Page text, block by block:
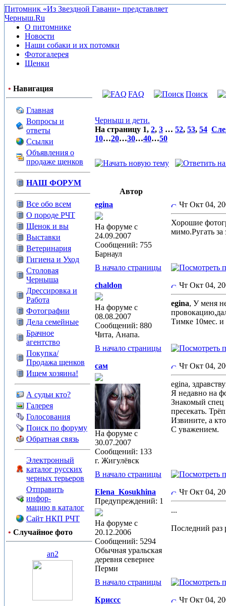
Питомник «Из Звездной Гавани» представляет
Черныш.Ru
О питомнике
Новости
Наши собаки и их потомки
Фотогалерея
Щенки
• Навигация
Главная
Вопросы и
ответы
Ссылки
Объявления о
продаже щенков
НАШ ФОРУМ
Все обо всем
О породе РЧТ
Щенок и вы
Выставки
Ветеринария
Гигиена и Уход
Столовая
Черныша
Дрессировка и
Работа
Фотографии
Дела семейные
Брачное
агентство
Покупка/
Продажа щенков
Ищем хозяина!
А судьи кто?
Галерея
Голосования
Поиск по форуму
Обратная связь
Электронный
каталог русских
черных терьеров
Отправить
инфор-
мацию в каталог
Сайт НКП РЧТ
• Случайное фото
an2
FAQ Поиск
Черныш и дети.
На страницу 1, 2, 3 … 52, 53, 54
10…20…30…40…50
Автор
egina
На форуме с
24.09.2007
Сообщений: 755
Барнаул
Чт Окт 04,
Хорошие
мимо.Ругать
В начало страницы
chaldon
На форуме с
08.08.2007
Сообщений: 880
Чита, Анапа.
Чт Окт 04,
egina, У меня
Тимке 10мес. и
В начало страницы
сам
На форуме с
30.07.2007
Сообщений: 133
г. Жигулёвск
Чт Окт 04,
egina,
Я недавно на
Знакомый спец
пресекать.
Извините, а
С уважением.
В начало страницы
Elena_Kosukhina
Предупреждений: 1
На форуме с
20.12.2006
Сообщений: 5294
Обычная уральская
деревня севернее
Перми
Чт Окт 04,
...
Последний раз
В начало страницы
Криссс Чт Окт 04,